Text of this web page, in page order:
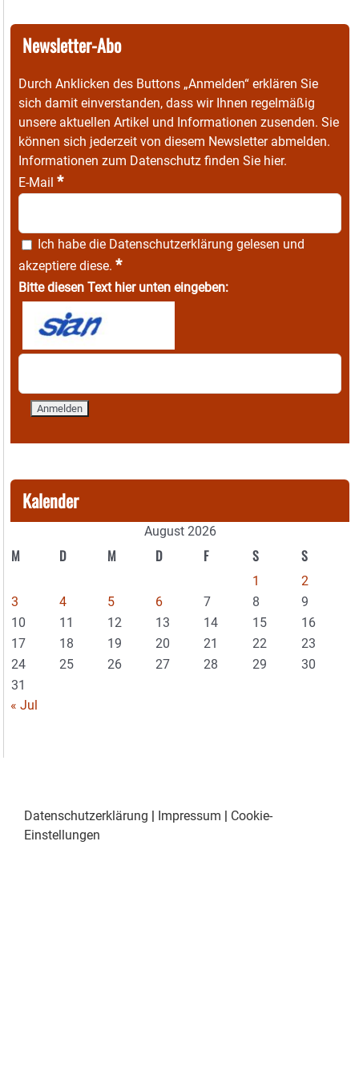
Newsletter-Abo
Durch Anklicken des Buttons „Anmelden“ erklären Sie
sich damit einverstanden, dass wir Ihnen regelmäßig
unsere aktuellen Artikel und Informationen zusenden. Sie
können sich jederzeit von diesem Newsletter abmelden.
Informationen zum Datenschutz finden Sie hier.
E-Mail *
Ich habe die Datenschutzerklärung gelesen und
akzeptiere diese. *
Bitte diesen Text hier unten eingeben:
Kalender
August 2026
M D M D F S S
1
2
3
4 5 6 7 8
9
10
11 12 13 14 15
16
17
18 19 20 21 22
23
24
25 26 27 28 29
30
31
« Jul
Datenschutzerklärung Impressum
Cookie-
Einstellungen